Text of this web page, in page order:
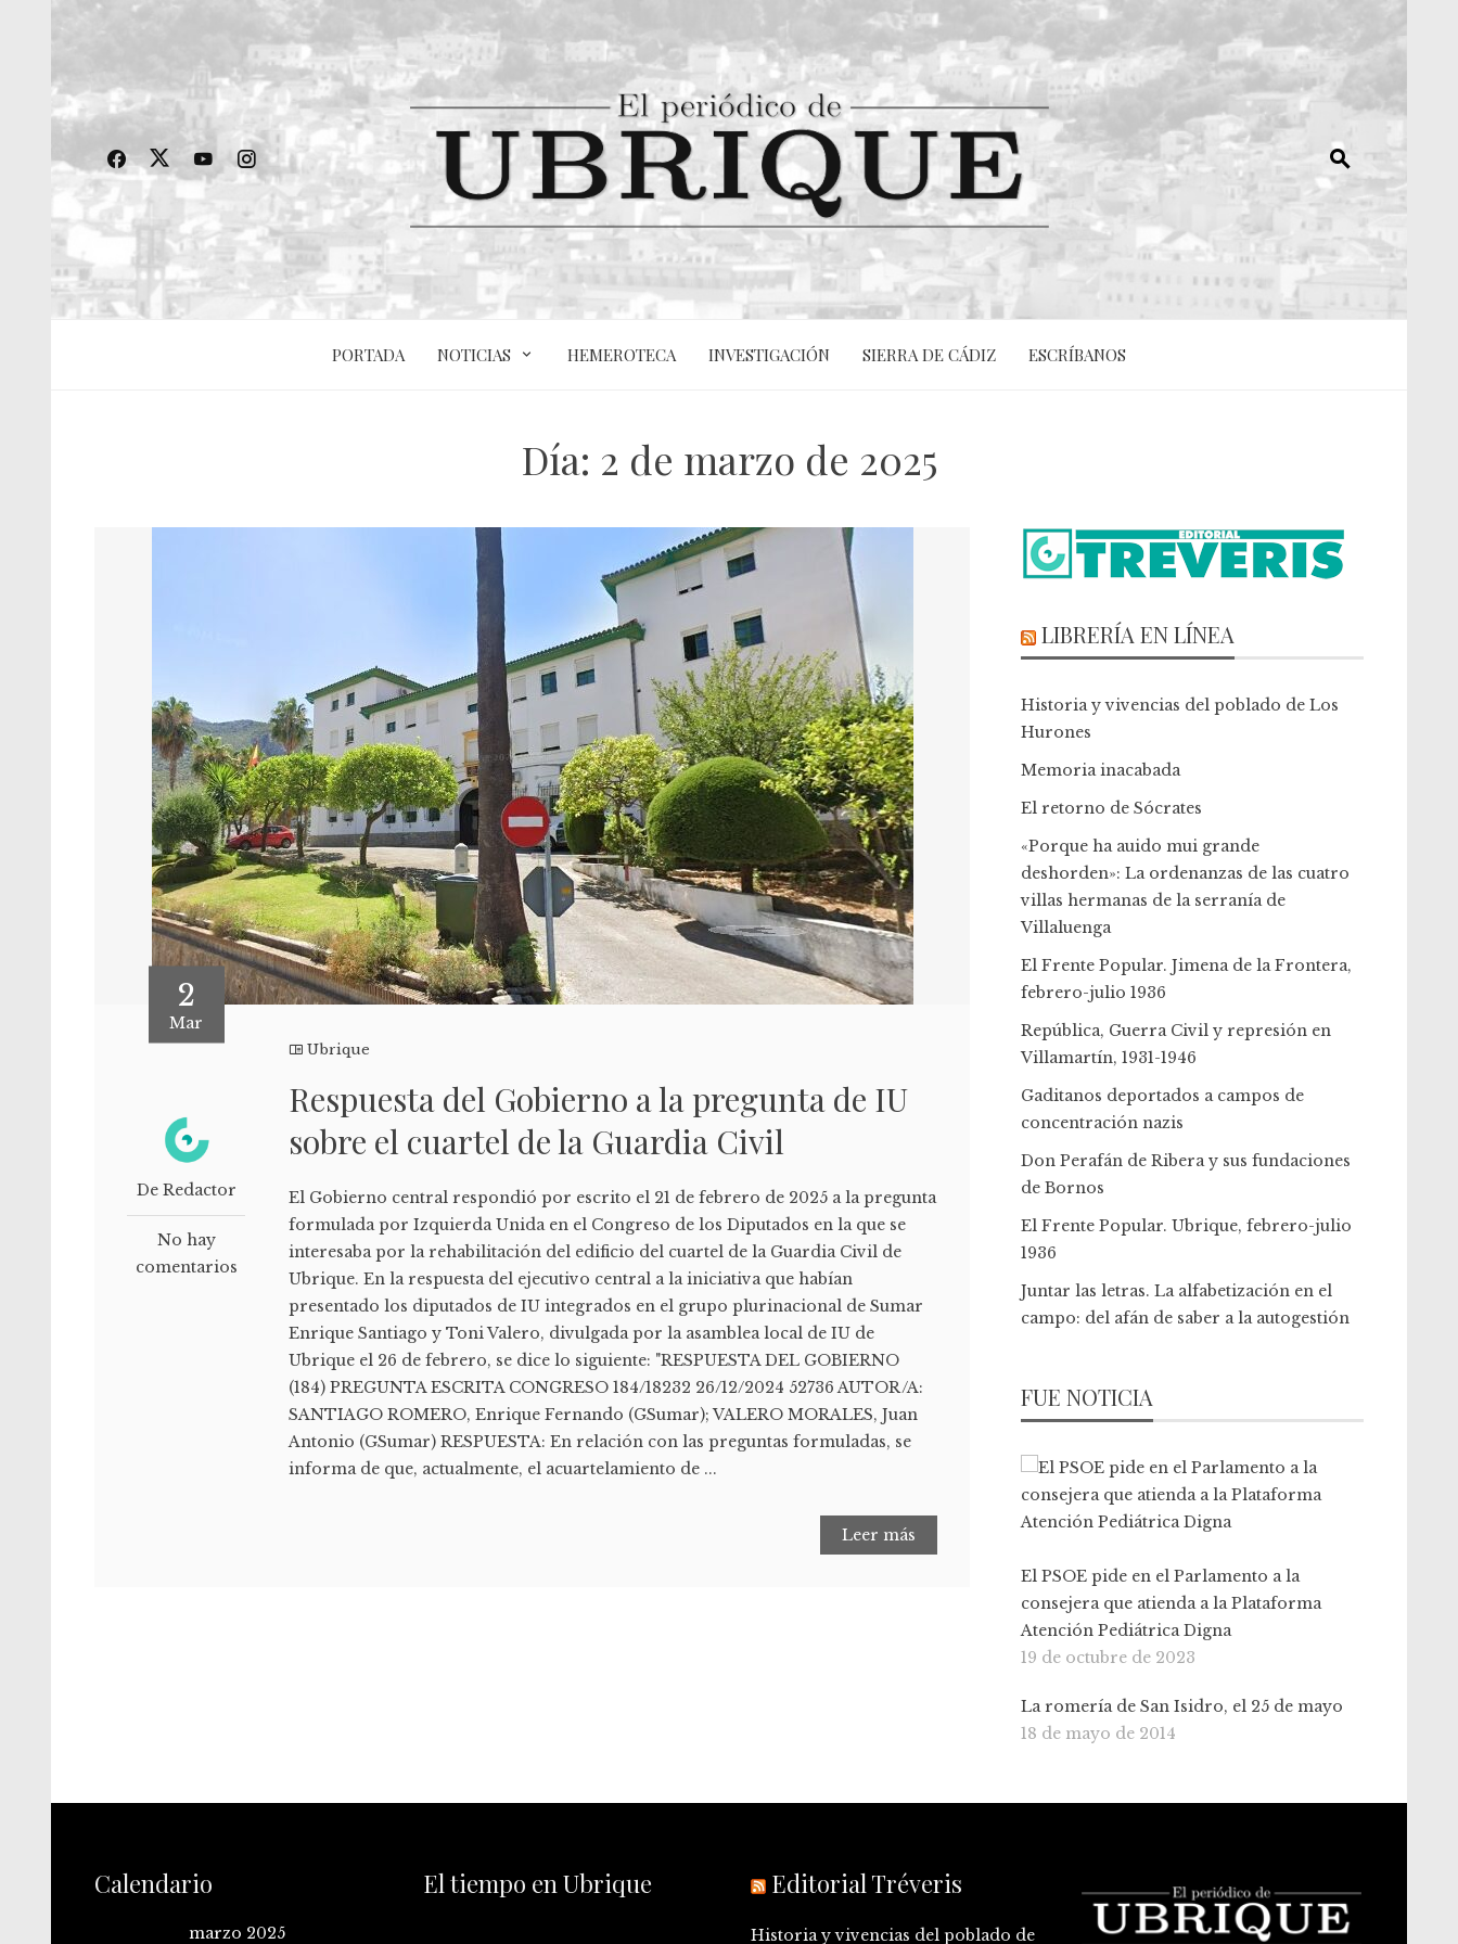
PORTADA NOTICIAS HEMEROTECA INVESTIGACIÓN SIERRA DE CÁDIZ ESCRÍBANOS
Día: 2 de marzo de 2025
2
Mar
De Redactor
No hay
comentarios
Ubrique
Respuesta del Gobierno a la pregunta de IU
sobre el cuartel de la Guardia Civil
El Gobierno central respondió por escrito el 21 de febrero de 2025 a la pregunta
formulada por Izquierda Unida en el Congreso de los Diputados en la que se
interesaba por la rehabilitación del edificio del cuartel de la Guardia Civil de
Ubrique. En la respuesta del ejecutivo central a la iniciativa que habían
presentado los diputados de IU integrados en el grupo plurinacional de Sumar
Enrique Santiago y Toni Valero, divulgada por la asamblea local de IU de
Ubrique el 26 de febrero, se dice lo siguiente: "RESPUESTA DEL GOBIERNO
(184) PREGUNTA ESCRITA CONGRESO 184/18232 26/12/2024 52736 AUTOR/A:
SANTIAGO ROMERO, Enrique Fernando (GSumar); VALERO MORALES, Juan
Antonio (GSumar) RESPUESTA: En relación con las preguntas formuladas, se
informa de que, actualmente, el acuartelamiento de ...
Leer más
LIBRERÍA EN LÍNEA
Historia y vivencias del poblado de Los
Hurones
Memoria inacabada
El retorno de Sócrates
«Porque ha auido mui grande
deshorden»: La ordenanzas de las cuatro
villas hermanas de la serranía de
Villaluenga
El Frente Popular. Jimena de la Frontera,
febrero-julio 1936
República, Guerra Civil y represión en
Villamartín, 1931-1946
Gaditanos deportados a campos de
concentración nazis
Don Perafán de Ribera y sus fundaciones
de Bornos
El Frente Popular. Ubrique, febrero-julio
1936
Juntar las letras. La alfabetización en el
campo: del afán de saber a la autogestión
FUE NOTICIA
El PSOE pide en el Parlamento a la
consejera que atienda a la Plataforma
Atención Pediátrica Digna
19 de octubre de 2023
La romería de San Isidro, el 25 de mayo
18 de mayo de 2014
Calendario
marzo 2025
El tiempo en Ubrique Editorial Tréveris
Historia y vivencias del poblado de